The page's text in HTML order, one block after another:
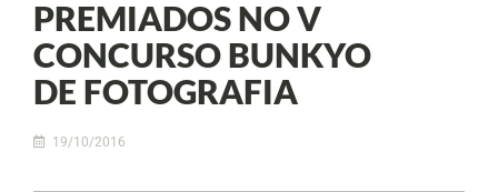
PREMIADOS NO V
CONCURSO BUNKYO
DE FOTOGRAFIA
19/10/2016